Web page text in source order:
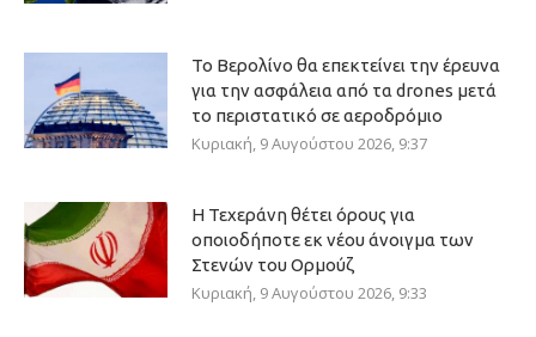
Το Βερολίνο θα επεκτείνει την έρευνα
για την ασφάλεια από τα drones μετά
το περιστατικό σε αεροδρόμιο
Κυριακή, 9 Αυγούστου 2026, 9:37
Η Τεχεράνη θέτει όρους για
οποιοδήποτε εκ νέου άνοιγμα των
Στενών του Ορμούζ
Κυριακή, 9 Αυγούστου 2026, 9:33